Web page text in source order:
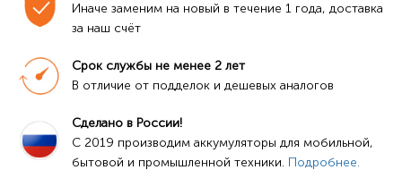
Иначе заменим на новый в течение 1 года, доставка
за наш счёт
Срок службы не менее 2 лет
В отличие от подделок и дешевых аналогов
Сделано в России!
C 2019 производим аккумуляторы для мобильной,
бытовой и промышленной техники. Подробнее.